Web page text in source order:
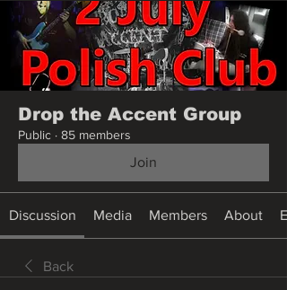
Drop the Accent Group
Public · 85 members
Join
Discussion Media Members About
Back